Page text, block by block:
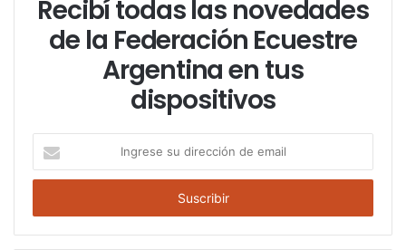
Recibí todas las novedades
de la Federación Ecuestre
Argentina en tus
dispositivos
g
e
s